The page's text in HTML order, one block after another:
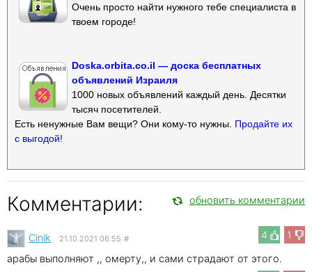
Очень просто найти нужного тебе специалиста в
твоем городе!
Doska.orbita.co.il — доска бесплатных
объявлений Израиля
1000 новых объявлений каждый день. Десятки
тысяч посетителей.
Есть ненужные Вам вещи? Они кому-то нужны. Продайте их
с выгодой!
Комментарии: обновить комментарии
4 1
Cinik 21.10.2021 06:55 #
арабы выполняют ,, омерту,, и сами страдают от этого.